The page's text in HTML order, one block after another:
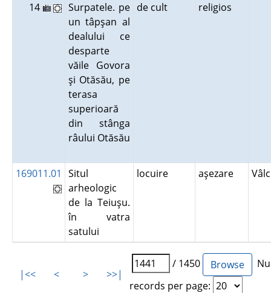
14
Surpatele. pe
un tâpşan al
dealului ce
desparte
văile Govora
şi Otăsău, pe
terasa
superioară
din stânga
râului Otăsău
de cult
religios
169011.01
Situl
arheologic
de la Teiuşu.
în vatra
satului
locuire aşezare
|<< < > >>|
/ 1450
records per page: